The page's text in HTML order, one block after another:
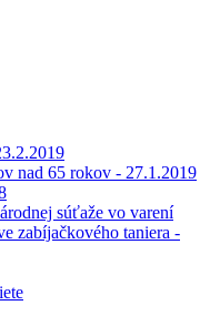
nad 65 rokov - 27.1.2019
súťaže vo varení
zabíjačkového taniera -